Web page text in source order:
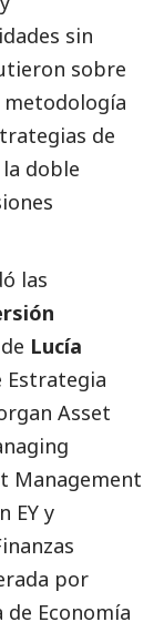
sin
sobre
metodología
de
doble
las
Lucía
Estrategia
Asset
Management
EY y
por
Economía